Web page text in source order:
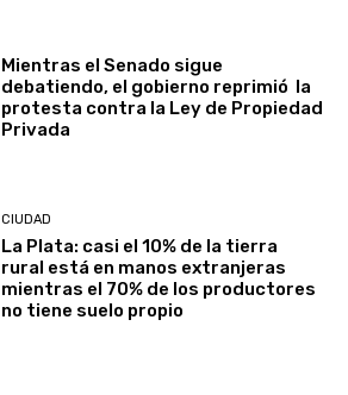
Mientras el Senado sigue
debatiendo, el gobierno reprimió la
protesta contra la Ley de Propiedad
Privada
CIUDAD
La Plata: casi el 10% de la tierra
rural está en manos extranjeras
mientras el 70% de los productores
no tiene suelo propio